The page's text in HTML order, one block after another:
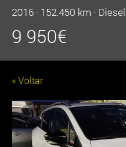
2016 · 152.450 km · Diesel
9 950€
« Voltar